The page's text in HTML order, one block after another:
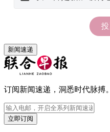
新闻速递
订阅新闻速递，洞悉时代脉搏。
立即订阅